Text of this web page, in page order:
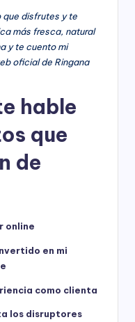
que disfrutes y te
más fresca, natural
y te cuento mi
oficial de Ringana
hable
que
de
online
en mi
como clienta
los disruptores